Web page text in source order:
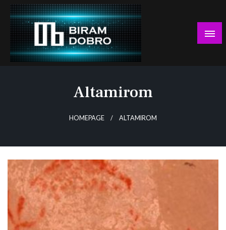
Skip
content
Altamirom
HOMEPAGE ALTAMIROM